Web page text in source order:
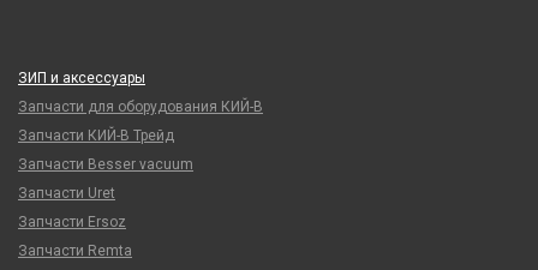
ЗИП и аксессуары
Запчасти для оборудования КИЙ-В
Запчасти КИЙ-В Трейд
Запчасти Besser vacuum
Запчасти Uret
Запчасти Ersoz
Запчасти Remta